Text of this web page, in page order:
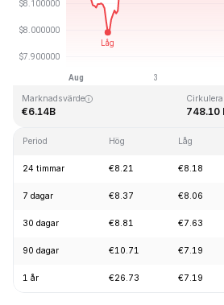
Senast uppdaterad: 2026-08-07, 18:11 GMT+0
All Time High
Marknadsvärde
€6.14B 748.10
Period Hög Låg
24 timmar €8.21 €8.18
7 dagar €8.37 €8.06
30 dagar €8.81 €7.63
90 dagar €10.71 €7.19
1 år €26.73 €7.19